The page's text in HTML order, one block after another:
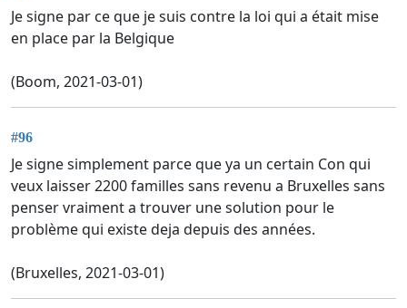
Je signe par ce que je suis contre la loi qui a était mise
en place par la Belgique
(Boom, 2021-03-01)
#96
Je signe simplement parce que ya un certain Con qui
veux laisser 2200 familles sans revenu a Bruxelles sans
penser vraiment a trouver une solution pour le
problème qui existe deja depuis des années.
(Bruxelles, 2021-03-01)